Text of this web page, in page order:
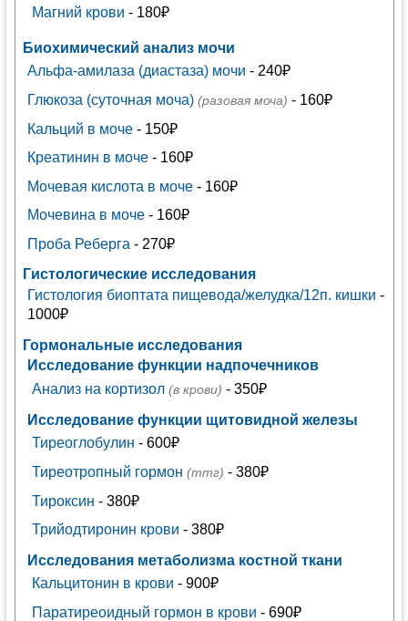
Магний крови - 180₽
Биохимический анализ мочи
Альфа-амилаза (диастаза) мочи - 240₽
Глюкоза (суточная моча) (разовая моча) - 160₽
Кальций в моче - 150₽
Креатинин в моче - 160₽
Мочевая кислота в моче - 160₽
Мочевина в моче - 160₽
Проба Реберга - 270₽
Гистологические исследования
Гистология биоптата пищевода/желудка/12п. кишки -
1000₽
Гормональные исследования
Исследование функции надпочечников
Анализ на кортизол (в крови) - 350₽
Исследование функции щитовидной железы
Тиреоглобулин - 600₽
Тиреотропный гормон (ттг) - 380₽
Тироксин - 380₽
Трийодтиронин крови - 380₽
Исследования метаболизма костной ткани
Кальцитонин в крови - 900₽
Паратиреоидный гормон в крови - 690₽